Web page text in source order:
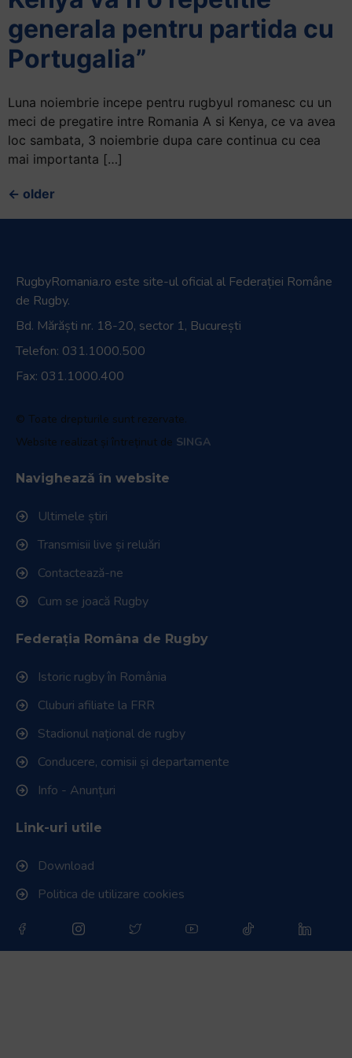
generala pentru partida cu
Portugalia”
Luna noiembrie incepe pentru rugbyul romanesc cu un
meci de pregatire intre Romania A si Kenya, ce va avea
loc sambata, 3 noiembrie dupa care continua cu cea
mai importanta […]
← older
RugbyRomania.ro este site-ul oficial al Federației Române
de Rugby.
Bd. Mărăști nr. 18-20, sector 1, București
Telefon: 031.1000.500
Fax: 031.1000.400
© Toate drepturile sunt rezervate.
Website realizat și întreținut de SINGA
Navighează în website
Ultimele știri
Transmisii live și reluări
Contactează-ne
Cum se joacă Rugby
Federația Româna de Rugby
Istoric rugby în România
Cluburi afiliate la FRR
Stadionul național de rugby
Conducere, comisii și departamente
Info - Anunțuri
Link-uri utile
Download
Politica de utilizare cookies